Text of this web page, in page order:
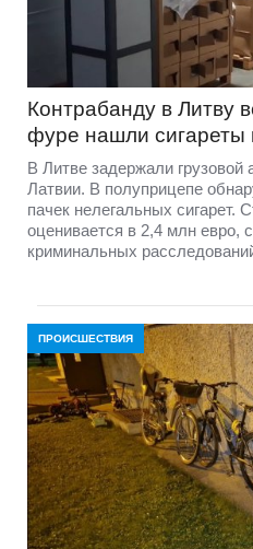
Контрабанду в Литву
фуре нашли сигареты
В Литве задержали
Латвии. В полуприцепе
пачек нелегальных сигарет.
оценивается в 2,4 млн
криминальных
ПРОИСШЕСТВИЯ